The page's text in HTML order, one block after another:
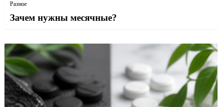
Разное
Зачем нужны месячные?